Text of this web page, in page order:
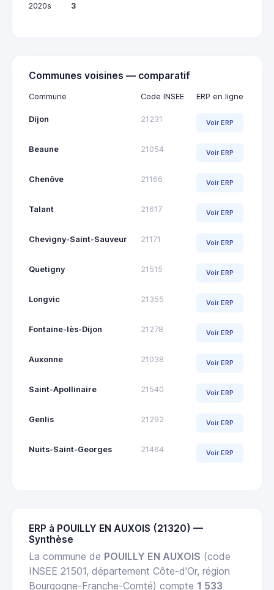
2020s
3
Communes voisines — comparatif
Commune Code INSEE ERP en ligne
Dijon 21231 Voir ERP
Beaune 21054 Voir ERP
Chenôve 21166 Voir ERP
Talant 21617 Voir ERP
Chevigny-Saint-Sauveur 21171 Voir ERP
Quetigny 21515 Voir ERP
Longvic 21355 Voir ERP
Fontaine-lès-Dijon 21278 Voir ERP
Auxonne 21038 Voir ERP
Saint-Apollinaire 21540 Voir ERP
Genlis 21292 Voir ERP
Nuits-Saint-Georges 21464 Voir ERP
ERP à POUILLY EN AUXOIS (21320) —
Synthèse
La commune de POUILLY EN AUXOIS (code
INSEE 21501, département Côte-d'Or, région
Bourgogne-Franche-Comté) compte 1 533